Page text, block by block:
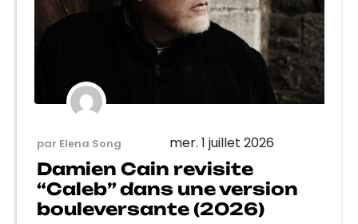
par Elena Song mer. 1 juillet 2026
Damien Cain revisite
“Caleb” dans une version
bouleversante (2026)